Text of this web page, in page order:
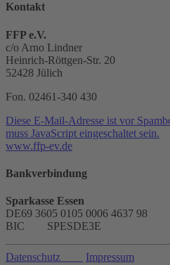
Kontakt
FFP e.V.
c/o Arno Lindner
Heinrich-Röttgen-Str. 20
52428 Jülich
Fon. 02461-340 430
Diese E-Mail-Adresse ist vor
muss JavaScript eingeschaltet sein.
www.ffp-ev.de
Bankverbindung
Sparkasse Essen
DE69 3605 0105 0006 4637 98
BIC SPESDE3E
Datenschutz
Impressum